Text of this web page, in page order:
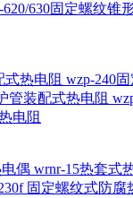
620/630固定螺纹锥
式热电阻 wzp-240
管装配式热电阻
电阻
偶 wrnr-15热套式
固定螺纹式防腐